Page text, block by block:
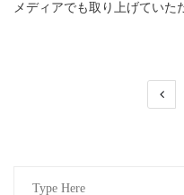
メディアでも取り上げていた
投
Search